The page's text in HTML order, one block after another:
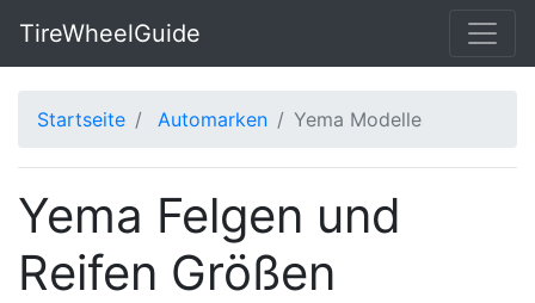
TireWheelGuide
Startseite Automarken Yema Modelle
Yema Felgen und
Reifen Größen